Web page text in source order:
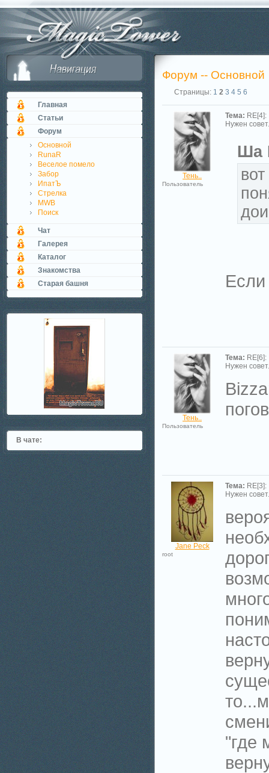
Главная
Статьи
Форум
Основной
RunaR
Веселое помело
Забор
ИпатЪ
Стрелка
MWB
Поиск
Чат
Галерея
Каталог
Знакомства
Старая башня
В чате:
Форум -- Основной
Страницы: 1 2 3 4 5 6
Тень..
Пользователь
Тема: RE[4]:
Нужен
Ша
Тень..
Пользователь
Тема: RE[6]:
Нужен
Jane Peck
root
Тема: RE[3]:
Нужен
"где